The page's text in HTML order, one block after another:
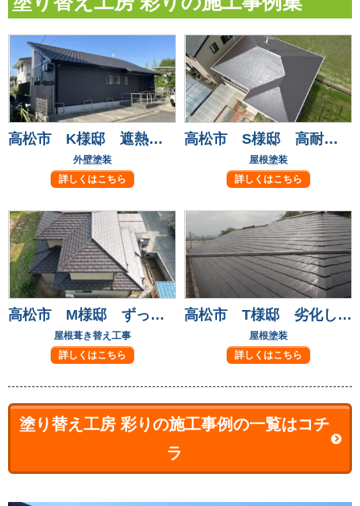
高松市 K様邸 遮熱フッ素塗料で長持ち安心！
外壁塗装
詳しくはこちら
高松市 S様邸 高耐候フッ素塗料で屋根塗装！
屋根塗装
詳しくはこちら
高松市 M様邸 ずっと気になっていた屋根瓦も葺き替えて安心！
屋根葺き替え工事
詳しくはこちら
高松市 T様邸 劣化して気になっていた屋根も元通り
屋根塗装
詳しくはこちら
塗り替え工房 彩りの施工事例の一覧はコチ
ラ